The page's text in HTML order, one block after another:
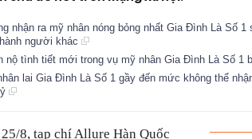
nhận ra mỹ nhân nóng bỏng nhất Gia Đình Là Số
người khác
nộ tình tiết mới trong vụ mỹ nhân Gia Đình Là Số 1
lai Gia Đình Là Số 1 gầy đến mức không thể
25/8, tạp chí Allure Hàn Quốc